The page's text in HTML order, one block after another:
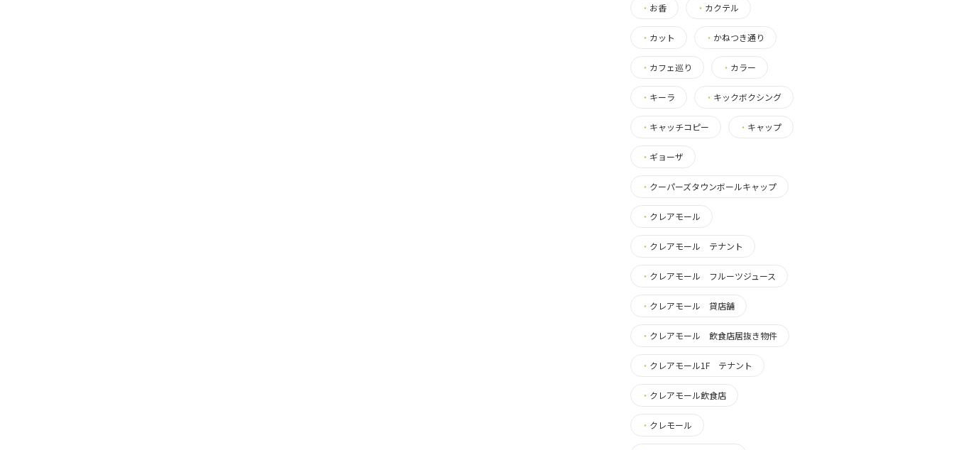
・ お香 ・ カクテル
・ カット ・ かねつき通り
・ カフェ巡り ・ カラー
・ キーラ ・ キックボクシング
・ キャッチコピー ・ キャップ
・ ギョーザ
・ クーパーズタウンボールキャップ
・ クレアモール
・ クレアモール テナント
・ クレアモール フルーツジュース
・ クレアモール 貸店舗
・ クレアモール 飲食店居抜き物件
・ クレアモール1F テナント
・ クレアモール飲食店
・ クレモール